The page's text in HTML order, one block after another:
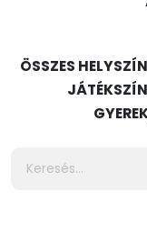
ÖSSZES HELYSZÍN
JÁTÉKSZÍN